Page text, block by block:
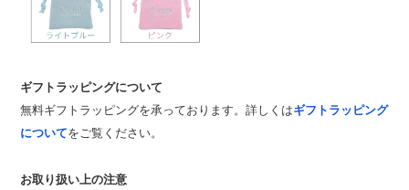
ギフトラッピングについて
無料ギフトラッピングを承っております。詳しくはギフトラッピング
についてをご覧ください。
お取り扱い上の注意